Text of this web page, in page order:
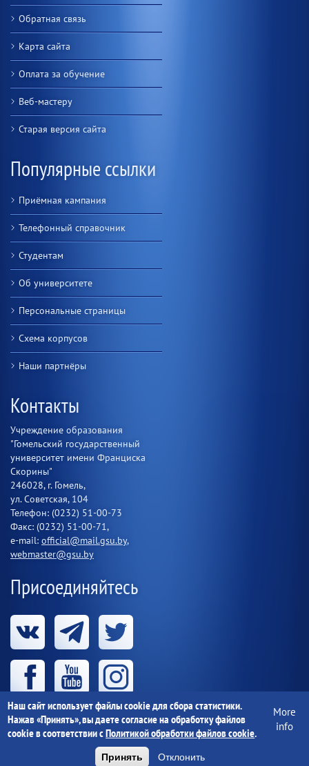
Обратная связь
Карта сайта
Оплата за обучение
Веб-мастеру
Старая версия сайта
Популярные ссылки
Приёмная кампания
Телефонный справочник
Студентам
Об университете
Персональные страницы
Схема корпусов
Наши партнёры
Контакты
Учреждение образования
"Гомельский государственный
университет имени Франциска
Скорины"
246028, г. Гомель,
ул. Советская, 104
Телефон: (0232) 51-00-73
Факс: (0232) 51-00-71,
e-mail: official@mail.gsu.by,
webmaster@gsu.by
Присоединяйтесь
Учреждение образования «Гомельский государственный
университет имени Франциска Скорины» 1997-
Наш сайт использует файлы cookie для сбора статистики.
Нажав «Принять», вы даете согласие на обработку файлов
cookie в соответствии сПолитикой обработки файлов cookie.
More
info
Принять Отклонить